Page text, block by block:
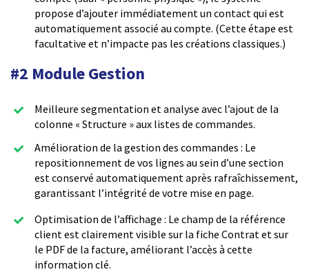
propose d’ajouter immédiatement un contact qui est
automatiquement associé au compte. (Cette étape est
facultative et n’impacte pas les créations classiques.)
#2 Module Gestion
Meilleure segmentation et analyse avec l’ajout de la
colonne « Structure » aux listes de commandes.
Amélioration de la gestion des commandes : Le
repositionnement de vos lignes au sein d’une section
est conservé automatiquement après rafraîchissement,
garantissant l’intégrité de votre mise en page.
Optimisation de l’affichage : Le champ de la référence
client est clairement visible sur la fiche Contrat et sur
le PDF de la facture, améliorant l’accès à cette
information clé.